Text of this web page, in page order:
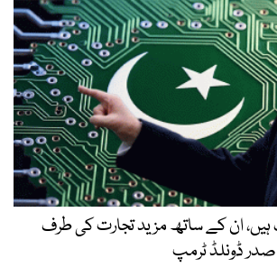
ہیں، ان کے ساتھ مزید تجارت کی طرف
ڈونلڈ ٹرمپ